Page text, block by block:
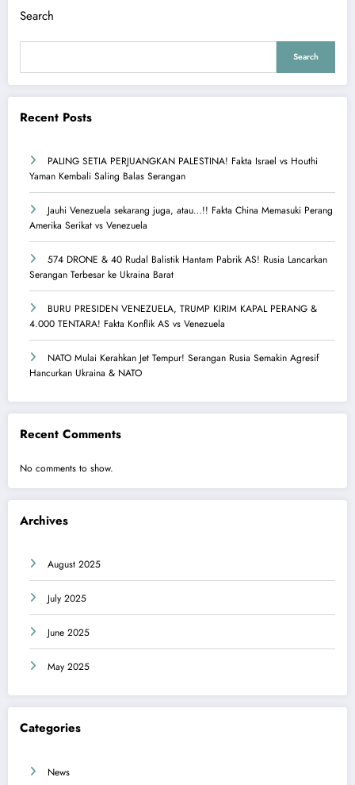
Search
Search
Recent Posts
PALING SETIA PERJUANGKAN PALESTINA! Fakta Israel vs Houthi
Yaman Kembali Saling Balas Serangan
Jauhi Venezuela sekarang juga, atau…!! Fakta China Memasuki Perang
Amerika Serikat vs Venezuela
574 DRONE & 40 Rudal Balistik Hantam Pabrik AS! Rusia Lancarkan
Serangan Terbesar ke Ukraina Barat
BURU PRESIDEN VENEZUELA, TRUMP KIRIM KAPAL PERANG &
4.000 TENTARA! Fakta Konflik AS vs Venezuela
NATO Mulai Kerahkan Jet Tempur! Serangan Rusia Semakin Agresif
Hancurkan Ukraina & NATO
Recent Comments
No comments to show.
Archives
August 2025
July 2025
June 2025
May 2025
Categories
News